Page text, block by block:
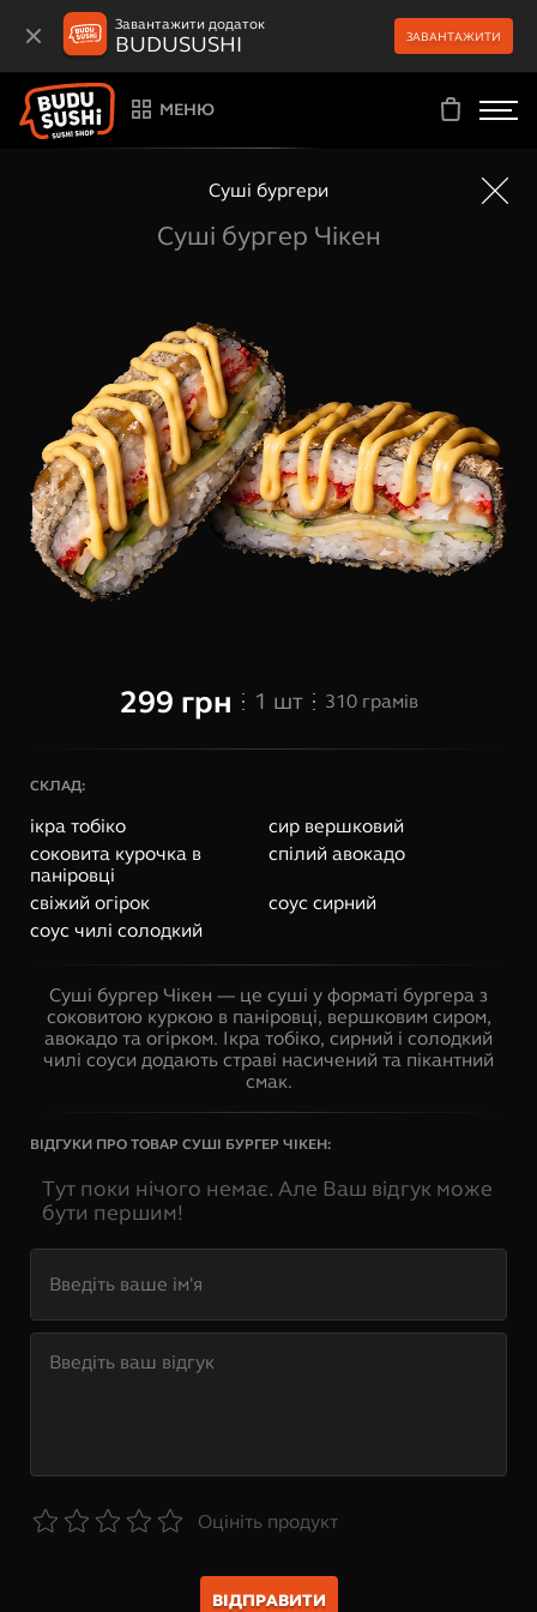
Завантажити додаток
BUDUSUSHI ЗАВАНТАЖИТИ
МЕНЮ
Суші бургери
Суші бургер Чікен
299 грн 1 шт 310 грамів
СКЛАД:
ікра тобіко
сир вершковий
соковита курочка в
паніровці
спілий авокадо
свіжий огірок
соус сирний
соус чилі солодкий
Суші бургер Чікен — це суші у форматі бургера з
соковитою куркою в паніровці, вершковим сиром,
авокадо та огірком. Ікра тобіко, сирний і солодкий
чилі соуси додають страві насичений та пікантний
смак.
ВІДГУКИ ПРО ТОВАР СУШІ БУРГЕР ЧІКЕН:
Тут поки нічого немає. Але Ваш відгук може
бути першим!
Оцініть продукт
ВІДПРАВИТИ